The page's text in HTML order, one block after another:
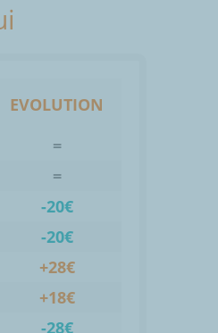
EVOLUTION
=
=
-20€
-20€
+28€
+18€
-28€